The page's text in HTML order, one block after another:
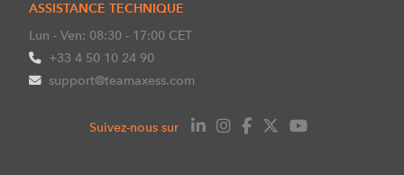
ASSISTANCE TECHNIQUE
Lun - Ven: 08:30 - 17:00 CET
+33 4 50 10 24 90
support@teamaxess.com
Suivez-nous sur